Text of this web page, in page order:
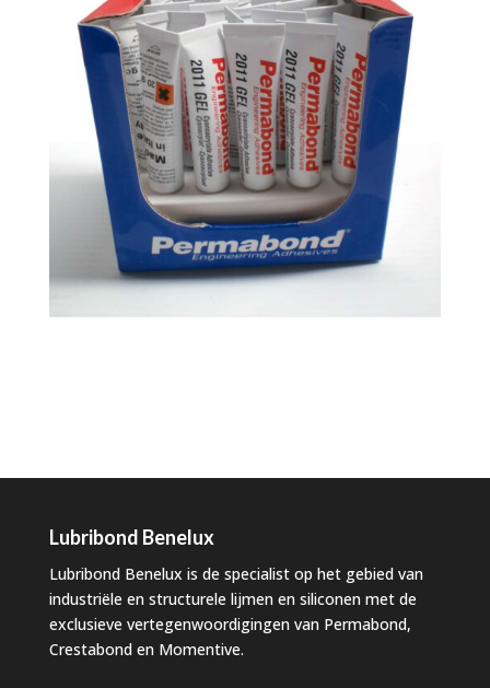
Lubribond Benelux
Lubribond Benelux is de specialist op het gebied van
industriële en structurele lijmen en siliconen met de
exclusieve vertegenwoordigingen van Permabond,
Crestabond en Momentive.